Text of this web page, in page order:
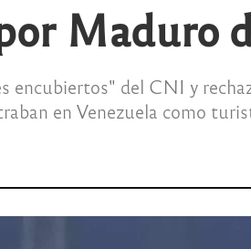
Maduro
encubiertos" del CNI y
en Venezuela como